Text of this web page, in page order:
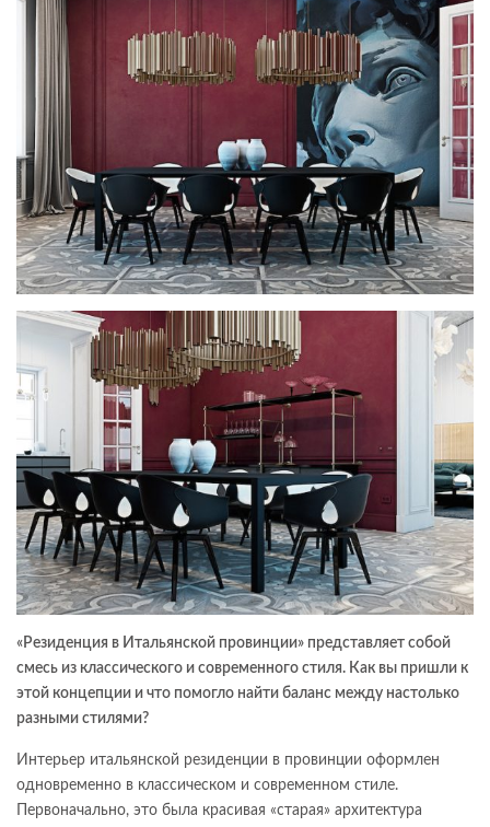
«Резиденция в Итальянской провинции» представляет собой
смесь из классического и современного стиля. Как вы пришли к
этой концепции и что помогло найти баланс между настолько
разными стилями?
Интерьер итальянской резиденции в провинции оформлен
одновременно в классическом и современном стиле.
Первоначально, это была красивая «старая» архитектура